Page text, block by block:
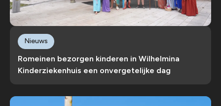
Romeinen bezorgen kinderen in Wilhelmina
Kinderziekenhuis een onvergetelijke dag
Nieuws